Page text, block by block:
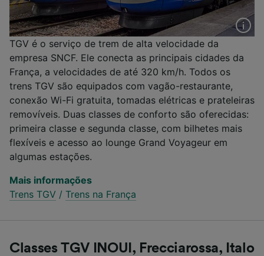
TGV é o serviço de trem de alta velocidade da
empresa SNCF. Ele conecta as principais cidades da
França, a velocidades de até 320 km/h. Todos os
trens TGV são equipados com vagão-restaurante,
conexão Wi-Fi gratuita, tomadas elétricas e prateleiras
removíveis. Duas classes de conforto são oferecidas:
primeira classe e segunda classe, com bilhetes mais
flexíveis e acesso ao lounge Grand Voyageur em
algumas estações.
Mais informações
Trens TGV / Trens na França
Classes TGV INOUI, Frecciarossa, Italo